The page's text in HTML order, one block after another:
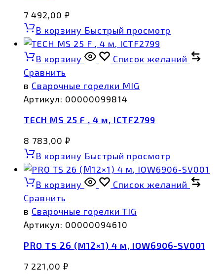
7 492,00 ₽
В корзину Быстрый просмотр
В корзину
Список желаний
Сравнить
в Сварочные горелки MIG
Артикул: 00000099814
TECH MS 25 F , 4 м, ICTF2799
8 783,00 ₽
В корзину Быстрый просмотр
В корзину
Список желаний
Сравнить
в Сварочные горелки TIG
Артикул: 00000094610
PRO TS 26 (М12×1) 4 м, IOW6906-SV001
7 221,00 ₽